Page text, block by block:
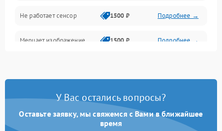
Не работает сенсор 1500 ₽ Подробнее →
Мерцает изображение 1500 ₽ Подробнее →
У Вас остались вопросы?
Оставьте заявку, мы свяжемся с Вами в ближайшее
время